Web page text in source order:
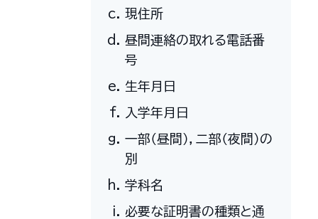
現住所
昼間連絡の取れる電話番
号
生年月日
入学年月日
一部（昼間），二部（夜間）の
別
学科名
必要な証明書の種類と通